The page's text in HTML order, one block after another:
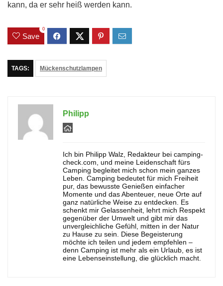
kann, da er sehr heiß werden kann.
Save
0
TAGS: Mückenschutzlampen
Philipp
Ich bin Philipp Walz, Redakteur bei camping-
check.com, und meine Leidenschaft fürs
Camping begleitet mich schon mein ganzes
Leben. Camping bedeutet für mich Freiheit
pur, das bewusste Genießen einfacher
Momente und das Abenteuer, neue Orte auf
ganz natürliche Weise zu entdecken. Es
schenkt mir Gelassenheit, lehrt mich Respekt
gegenüber der Umwelt und gibt mir das
unvergleichliche Gefühl, mitten in der Natur
zu Hause zu sein. Diese Begeisterung
möchte ich teilen und jedem empfehlen –
denn Camping ist mehr als ein Urlaub, es ist
eine Lebenseinstellung, die glücklich macht.